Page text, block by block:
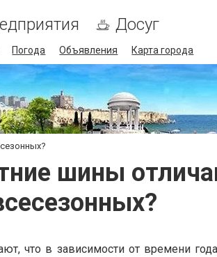
Досуг
Погода Объявления Карта города
шины
что в зависимости от времени